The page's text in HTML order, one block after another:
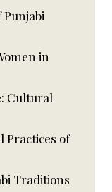
Punjabi
in
Cultural
Practices of
Traditions